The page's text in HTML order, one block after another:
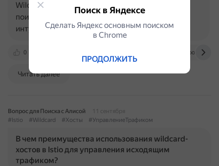
0 ru.wikibooks.org
Wildcard-символы используются для базового
поиска в файлах, их синтаксис простой и
интуитивно понятный. Метасимволы…
Читать далее
Вопрос для Поиска с Алисой
11 сентября
#Istio
#Wildcard #Хосты #УправлениеТрафиком
В чем преимущества использования wildcard-
хостов в Istio для управления исходящим
трафиком?
Поиск в Яндексе
Сделать Яндекс основным поиском
в Сhrome
ПРОДОЛЖИТЬ